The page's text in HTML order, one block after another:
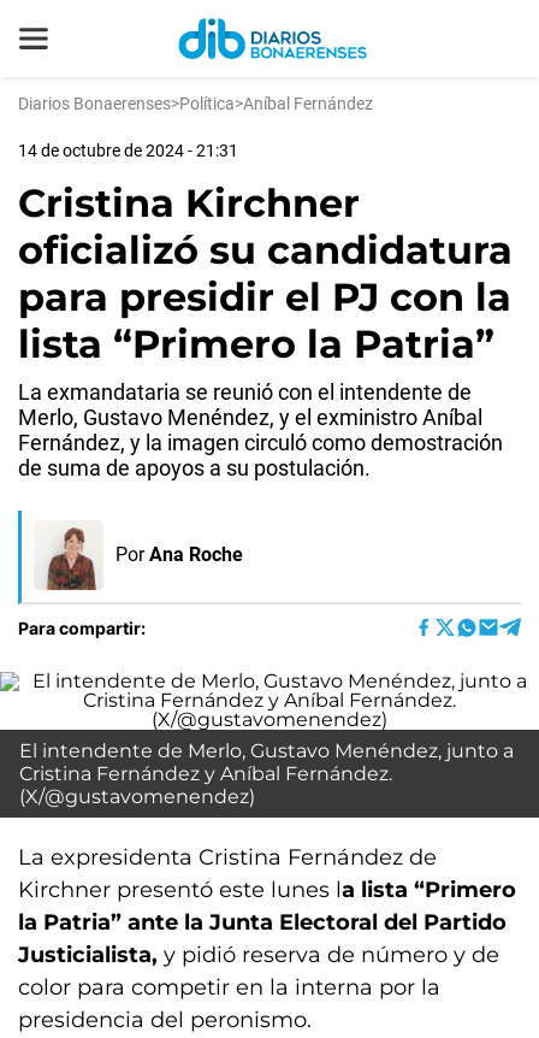
Diarios Bonaerenses>Política>Aníbal Fernández
14 de octubre de 2024 - 21:31
Cristina Kirchner
oficializó su candidatura
para presidir el PJ con la
lista “Primero la Patria”
La exmandataria se reunió con el intendente de
Merlo, Gustavo Menéndez, y el exministro Aníbal
Fernández, y la imagen circuló como demostración
de suma de apoyos a su postulación.
Por Ana Roche
Para compartir:
El intendente de Merlo, Gustavo Menéndez, junto a
Cristina Fernández y Aníbal Fernández.
(X/@gustavomenendez)
La expresidenta Cristina Fernández de
Kirchner presentó este lunes la lista “Primero
la Patria” ante la Junta Electoral del Partido
Justicialista, y pidió reserva de número y de
color para competir en la interna por la
presidencia del peronismo.